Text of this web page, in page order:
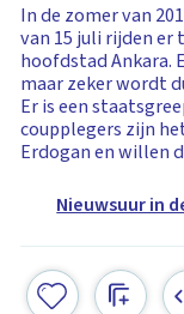
In de zomer van
van 15 juli rijden er
hoofdstad Ankara.
maar zeker wordt
Er is een
coupplegers zijn
Erdogan en willen
Nieuwsuur in